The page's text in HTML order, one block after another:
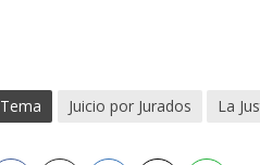
Tema Juicio por Jurados La